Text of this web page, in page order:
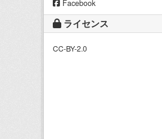
Facebook
ライセンス
CC-BY-2.0